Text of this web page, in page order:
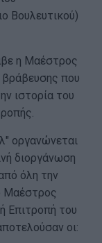
Βουλευτικού)
η Μαέστρος
που
ιστορία του
οργανώνεται
διοργάνωση
όλη την
Μαέστρος
Επιτροπή του
οι: